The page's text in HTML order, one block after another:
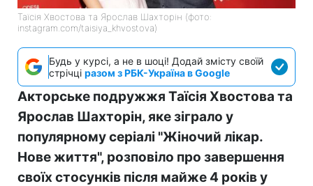
Таїсія Хвостова та Ярослав Шахторін (фото:
instagram.com/taisiya_khvostova)
Будь у курсі, а не в шоці! Додай змісту своїй
стрічці разом з РБК-Україна в Google
Акторське подружжя Таїсія Хвостова та
Ярослав Шахторін, яке зіграло у
популярному серіалі "Жіночий лікар.
Нове життя", розповіло про завершення
своїх стосунків після майже 4 років у